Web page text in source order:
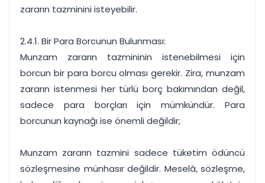
zararın tazminini isteyebilir.
2.4.1. Bir Para Borcunun Bulunması:
Munzam zararın tazmininin istenebilmesi için
borcun bir para borcu olması gerekir. Zira, munzam
zararın istenmesi her türlü borç bakımından değil,
sadece para borçları için mümkündür. Para
borcunun kaynağı ise önemli değildir;
Munzam zararın tazmini sadece tüketim ödüncü
sözleşmesine münhasır değildir. Meselâ, sözleşme,